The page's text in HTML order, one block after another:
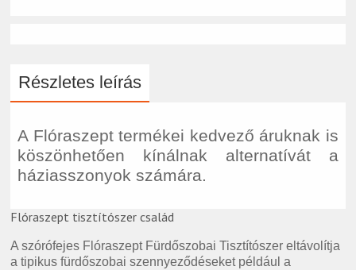
Részletes leírás
A Flóraszept termékei kedvező áruknak is
köszönhetően kínálnak alternatívát a
háziasszonyok számára.
Flóraszept tisztítószer család
A szórófejes Flóraszept Fürdőszobai Tisztítószer eltávolítja
a tipikus fürdőszobai szennyeződéseket például a